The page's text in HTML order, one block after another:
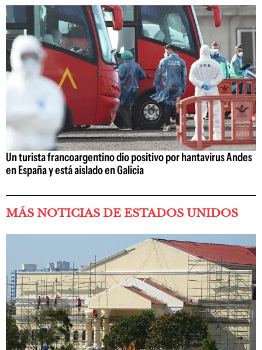
Un turista francoargentino dio positivo por hantavirus Andes
en España y está aislado en Galicia
MÁS NOTICIAS DE ESTADOS UNIDOS